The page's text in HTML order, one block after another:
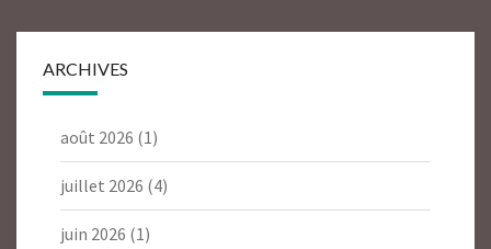
ARCHIVES
août 2026 (1)
juillet 2026 (4)
juin 2026 (1)